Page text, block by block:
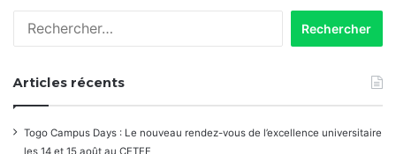
Articles récents
Togo Campus Days : Le nouveau rendez-vous de l’excellence universitaire
les 14 et 15 août au CETEF